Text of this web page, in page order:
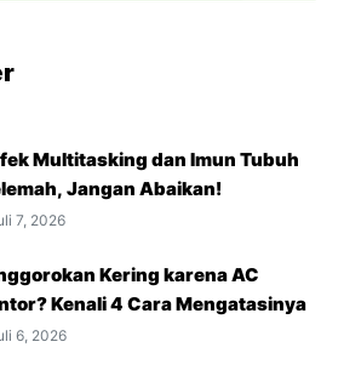
Multitasking dan Imun Tubuh
Jangan Abaikan!
7, 2026
Kering karena AC
Kenali 4 Cara Mengatasinya
6, 2026